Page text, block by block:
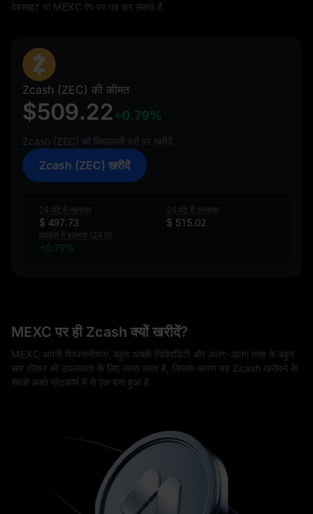
वेबसाइट या MEXC ऐप पर यह कर सकते हैं.
Zcash (ZEC) की कीमत
$509.22+0.79%
Zcash (ZEC) को किफ़ायती दरों पर खरीदें.
Zcash (ZEC) खरीदें
24 घंटे में न्यूनतम
$ 497.73
24 घंटे में उच्चतम
$ 515.02
प्राइस में बदलाव (24 घं)
+0.79%
MEXC पर ही Zcash क्यों खरीदें?
MEXC अपनी विश्वसनीयता, बहुत अच्छी लिक्विडिटी और अलग-अलग तरह के बहुत
सारे टोकन की उपलब्धता के लिए जाना जाता है, जिसके कारण यह Zcash खरीदने के
सबसे अच्छे प्लेटफ़ॉर्म में से एक बना हुआ है.